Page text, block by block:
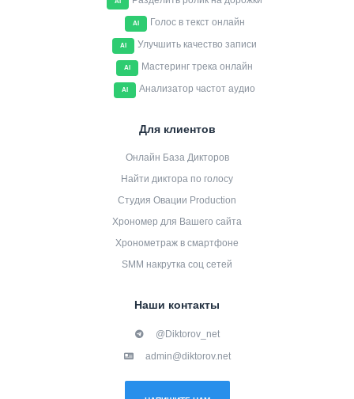
AI Голос в текст онлайн
AI Улучшить качество записи
AI Мастеринг трека онлайн
AI Анализатор частот аудио
Для клиентов
Онлайн База Дикторов
Найти диктора по голосу
Студия Овации Production
Хрономер для Вашего сайта
Хронометраж в смартфоне
SMM накрутка соц сетей
Наши контакты
@Diktorov_net
admin@diktorov.net